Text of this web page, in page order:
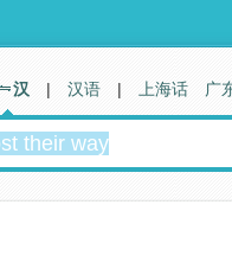
汉 | 汉语 | 上海话 广